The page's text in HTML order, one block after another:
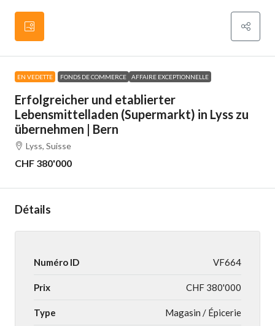
EN VEDETTE FONDS DE COMMERCE AFFAIRE EXCEPTIONNELLE
Erfolgreicher und etablierter
Lebensmittelladen (Supermarkt) in Lyss zu
übernehmen | Bern
Lyss, Suisse
CHF 380'000
Détails
Numéro ID VF664
Prix CHF 380'000
Type Magasin / Épicerie